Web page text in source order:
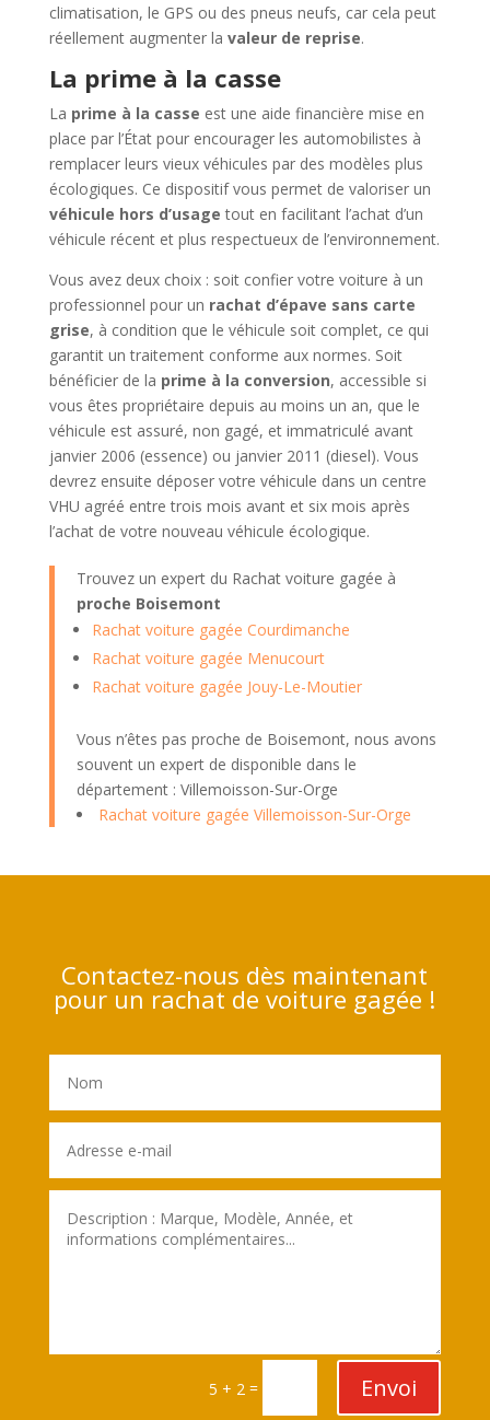
climatisation, le GPS ou des pneus neufs, car cela peut
réellement augmenter la valeur de reprise.
La prime à la casse
La prime à la casse est une aide financière mise en
place par l’État pour encourager les automobilistes à
remplacer leurs vieux véhicules par des modèles plus
écologiques. Ce dispositif vous permet de valoriser un
véhicule hors d’usage tout en facilitant l’achat d’un
véhicule récent et plus respectueux de l’environnement.
Vous avez deux choix : soit confier votre voiture à un
professionnel pour un rachat d’épave sans carte
grise, à condition que le véhicule soit complet, ce qui
garantit un traitement conforme aux normes. Soit
bénéficier de la prime à la conversion, accessible si
vous êtes propriétaire depuis au moins un an, que le
véhicule est assuré, non gagé, et immatriculé avant
janvier 2006 (essence) ou janvier 2011 (diesel). Vous
devrez ensuite déposer votre véhicule dans un centre
VHU agréé entre trois mois avant et six mois après
l’achat de votre nouveau véhicule écologique.
Trouvez un expert du Rachat voiture gagée à
proche Boisemont
Rachat voiture gagée Courdimanche
Rachat voiture gagée Menucourt
Rachat voiture gagée Jouy-Le-Moutier
Vous n’êtes pas proche de Boisemont, nous avons
souvent un expert de disponible dans le
département : Villemoisson-Sur-Orge
Rachat voiture gagée Villemoisson-Sur-Orge
Contactez-nous dès maintenant
pour un rachat de voiture gagée !
5 + 2 = Envoi